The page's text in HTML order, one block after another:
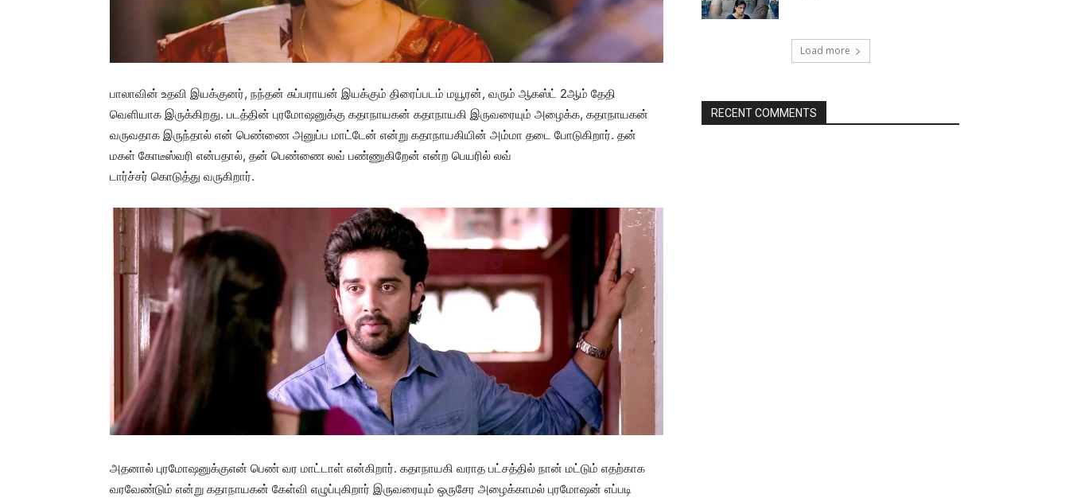
பாலாவின் உதவி இயக்குனர், நந்தன் சுப்பராயன் இயக்கும் திரைப்படம் மயூரன், வரும் ஆகஸ்ட் 2ஆம் தேதி
வெளியாக இருக்கிறது. படத்தின் புரமோஷனுக்கு கதாநாயகன் கதாநாயகி இருவரையும் அழைக்க, கதாநாயகன்
வருவதாக இருந்தால் என் பெண்ணை அனுப்ப மாட்டேன் என்று கதாநாயகியின் அம்மா தடை போடுகிறார். தன்
மகள் கோடீஸ்வரி என்பதால், தன் பெண்ணை லவ் பண்ணுகிறேன் என்ற பெயரில் லவ்
டார்ச்சர் கொடுத்து வருகிறார்.
அதனால் புரமோஷனுக்குஎன் பெண் வர மாட்டாள் என்கிறார். கதாநாயகி வராத பட்சத்தில் நான் மட்டும் எதற்காக
வரவேண்டும் என்று கதாநாயகன் கேள்வி எழுப்புகிறார் இருவரையும் ஒருசேர அழைக்காமல் புரமோஷன் எப்படி
Load more
RECENT COMMENTS